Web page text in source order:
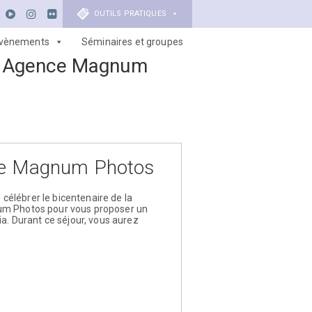
OUTILS PRATIQUES
Séminaires et groupes
Magnum
Magnum Photos
le bicentenaire de la
Photos pour vous proposer un
Durant ce séjour, vous aurez